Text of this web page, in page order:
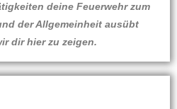
deine Feuerwehr zum
der Allgemeinheit ausübt
dir hier zu zeigen.